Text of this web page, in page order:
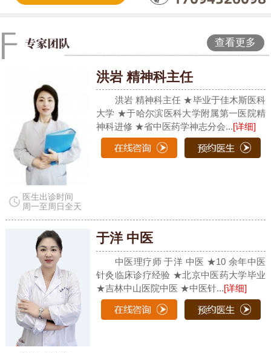
查看更多
医生出诊时间
周一至周日全天
洪岩 精神科主任
洪岩 精神科主任 ★毕业于佳木斯医科
大学 ★于哈尔滨医科大学附属第一医院精
神科进修 ★省中医药学神志分会...[详细]
于洋 中医
中医理疗师 于洋 中医 ★10 余年中医
针灸临床诊疗经验 ★北京中医药大学毕业
★吉林中山医院中医 ★中医针...[详细]